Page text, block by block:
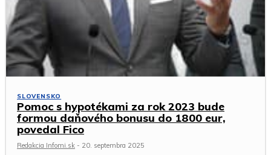
SLOVENSKO
Pomoc s hypotékami za rok 2023 bude
formou daňového bonusu do 1800 eur,
povedal Fico
Redakcia Infomi.sk - 20. septembra 2025